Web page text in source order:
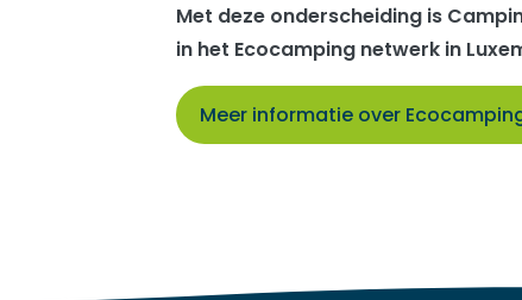
Met deze onderscheiding is
in het Ecocamping netwerk in
Meer informatie over